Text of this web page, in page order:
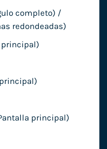
completo) /
redondeadas)
principal)
principal)